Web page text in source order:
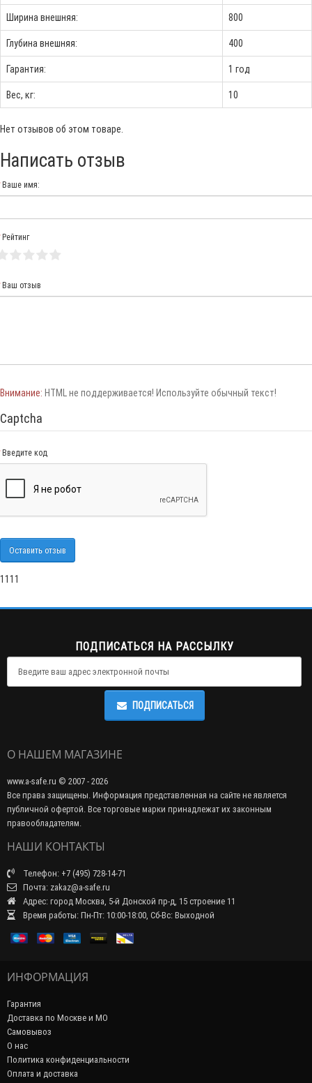
Ширина внешняя: 800
Глубина внешняя: 400
Гарантия: 1 год
Вес, кг: 10
Нет отзывов об этом товаре.
Написать отзыв
Ваше имя:
Рейтинг
Ваш отзыв
Внимание: HTML не поддерживается! Используйте обычный текст!
Captcha
Введите код
Оставить отзыв
1111
ПОДПИСАТЬСЯ НА РАССЫЛКУ
ПОДПИСАТЬСЯ
О НАШЕМ МАГАЗИНЕ
www.a-safe.ru © 2007 - 2026
Все права защищены. Информация представленная на сайте не является
публичной офертой. Все торговые марки принадлежат их законным
правообладателям.
НАШИ КОНТАКТЫ
Телефон: +7 (495) 728-14-71
Почта: zakaz@a-safe.ru
Адрес: город Москва, 5-й Донской пр-д, 15 строение 11
Время работы: Пн-Пт: 10:00-18:00, Сб-Вс: Выходной
ИНФОРМАЦИЯ
Гарантия
Доставка по Москве и МО
Самовывоз
О нас
Политика конфиденциальности
Оплата и доставка